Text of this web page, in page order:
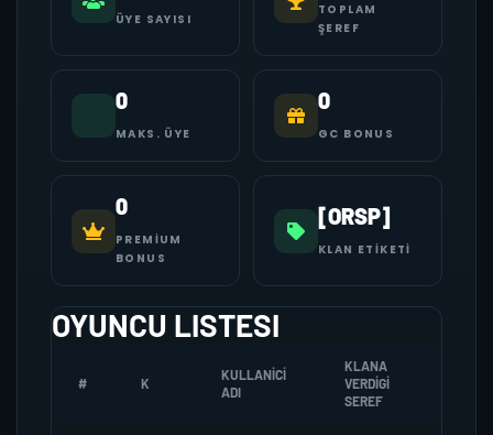
ÜYE SAYISI
TOPLAM
ŞEREF
0
MAKS. ÜYE
0
GC BONUS
0
PREMIUM
BONUS
[ORSP]
KLAN ETIKETI
OYUNCU LISTESI
# K
KULLANICI
ADI
KLANA
VERDIGI
SEREF